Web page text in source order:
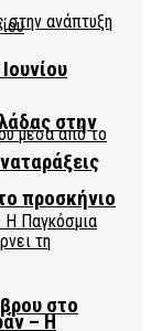
στην
– Η
προσκήνιο
στο